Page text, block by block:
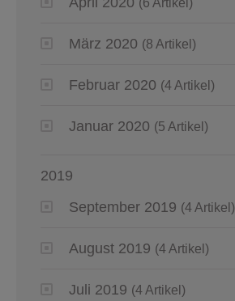
(6 Artikel)
März 2020 (8 Artikel)
Februar 2020 (4 Artikel)
Januar 2020 (5 Artikel)
2019
September 2019 (4 Artikel)
August 2019 (4 Artikel)
Juli 2019 (4 Artikel)